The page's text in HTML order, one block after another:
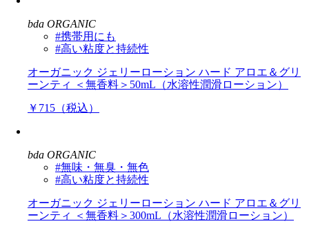
bda ORGANIC
#携帯用にも
#高い粘度と持続性
オーガニック ジェリーローション ハード アロエ＆グリ
ーンティ ＜無香料＞50mL（水溶性潤滑ローション）
￥715（税込）
bda ORGANIC
#無味・無臭・無色
#高い粘度と持続性
オーガニック ジェリーローション ハード アロエ＆グリ
ーンティ ＜無香料＞300mL（水溶性潤滑ローション）